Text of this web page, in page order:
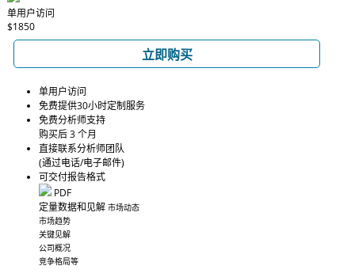
单用户访问
$1850
立即购买
单用户访问
免费提供30小时定制服务
免费分析师支持
购买后 3 个月
直接联系分析师团队
(通过电话/电子邮件)
可交付报告格式
PDF
定量数据和见解 市场动态
市场趋势
关键见解
公司概况
竞争格局等